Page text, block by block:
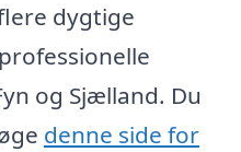
dygtige
og Sjælland. Du
denne side for